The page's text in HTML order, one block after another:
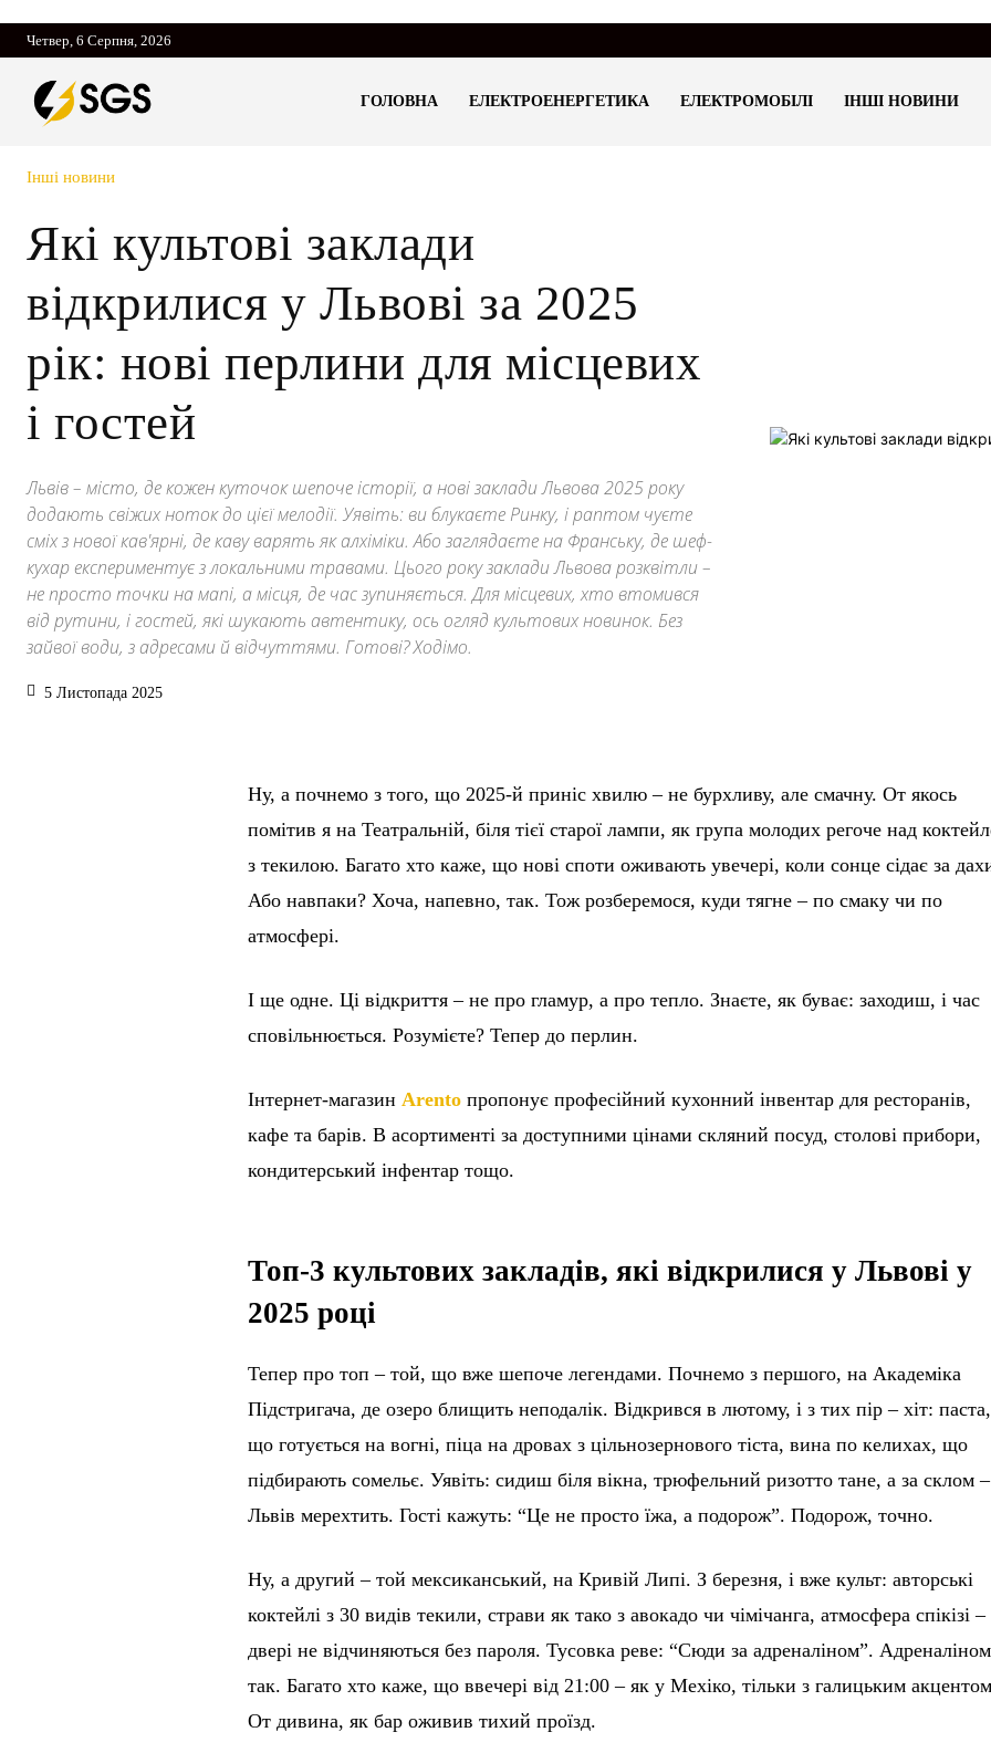
Четвер, 6 Серпня, 2026
ГОЛОВНА ЕЛЕКТРОЕНЕРГЕТИКА ЕЛЕКТРОМОБІЛІ ІНШІ НОВИНИ
Інші новини
Які культові заклади
відкрилися у Львові за 2025
рік: нові перлини для місцевих
і гостей
Львів – місто, де кожен куточок шепоче історії, а нові заклади Львова 2025 року
додають свіжих ноток до цієї мелодії. Уявіть: ви блукаєте Ринку, і раптом чуєте
сміх з нової кав'ярні, де каву варять як алхіміки. Або заглядаєте на Франську, де шеф-
кухар експериментує з локальними травами. Цього року заклади Львова розквітли –
не просто точки на мапі, а місця, де час зупиняється. Для місцевих, хто втомився
від рутини, і гостей, які шукають автентику, ось огляд культових новинок. Без
зайвої води, з адресами й відчуттями. Готові? Ходімо.
5 Листопада 2025
Ну, а почнемо з того, що 2025-й приніс хвилю – не бурхливу, але смачну. От якось
помітив я на Театральній, біля тієї старої лампи, як група молодих регоче над
з текилою. Багато хто каже, що нові споти оживають увечері, коли сонце сідає за
Або навпаки? Хоча, напевно, так. Тож розберемося, куди тягне – по смаку чи по
атмосфері.
І ще одне. Ці відкриття – не про гламур, а про тепло. Знаєте, як буває: заходиш, і час
сповільнюється. Розумієте? Тепер до перлин.
Інтернет-магазин Arento пропонує професійний кухонний інвентар для ресторанів,
кафе та барів. В асортименті за доступними цінами скляний посуд, столові прибори,
кондитерський інфентар тощо.
Топ-3 культових закладів, які відкрилися у Львові у
2025 році
Тепер про топ – той, що вже шепоче легендами. Почнемо з першого, на Академіка
Підстригача, де озеро блищить неподалік. Відкрився в лютому, і з тих пір – хіт: паста,
що готується на вогні, піца на дровах з цільнозернового тіста, вина по келихах, що
підбирають сомельє. Уявіть: сидиш біля вікна, трюфельний ризотто тане, а за склом –
Львів мерехтить. Гості кажуть: “Це не просто їжа, а подорож”. Подорож, точно.
Ну, а другий – той мексиканський, на Кривій Липі. З березня, і вже культ: авторські
коктейлі з 30 видів текили, страви як тако з авокадо чи чімічанга, атмосфера спікізі –
двері не відчиняються без пароля. Тусовка реве: “Сюди за адреналіном”.
так. Багато хто каже, що ввечері від 21:00 – як у Мехіко, тільки з галицьким
От дивина, як бар оживив тихий проїзд.